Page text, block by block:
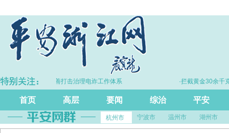
·浙江持续完善打击治理电诈工作体系 ·拦截黄金30余千克、
首页 高层 要闻 综治 平安
杭州市 宁波市 温州市 湖州市